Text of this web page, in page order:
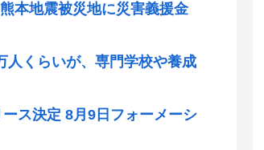
本地震被災地に災害義援金
人くらいが、専門学校や養成
ス決定 8月9日フォーメーシ